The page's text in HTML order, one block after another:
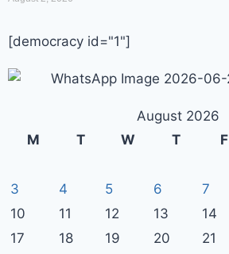
[democracy id="1"]
August 2026
M
T W T F
3
4 5 6 7
10
11 12 13 14
17
18 19 20 21